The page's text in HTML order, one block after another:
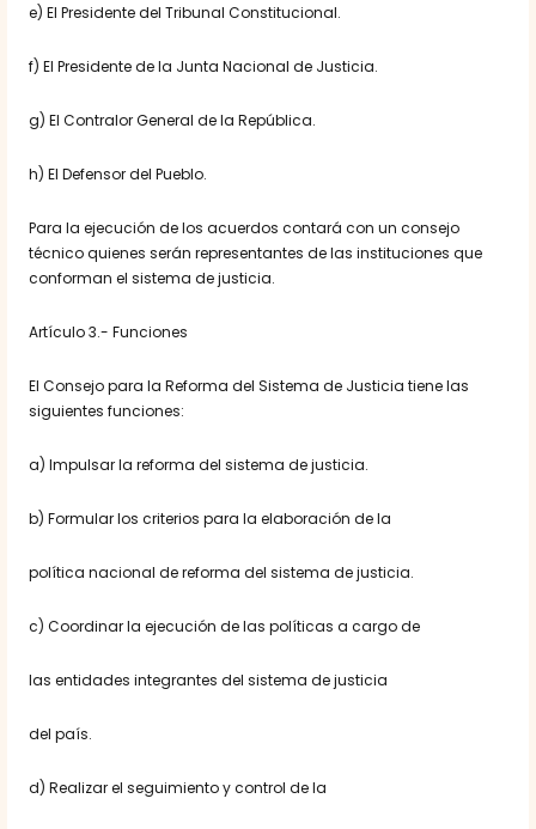
e) El Presidente del Tribunal Constitucional.
f) El Presidente de la Junta Nacional de Justicia.
g) El Contralor General de la República.
h) El Defensor del Pueblo.
Para la ejecución de los acuerdos contará con un consejo
técnico quienes serán representantes de las instituciones que
conforman el sistema de justicia.
Artículo 3.- Funciones
El Consejo para la Reforma del Sistema de Justicia tiene las
siguientes funciones:
a) Impulsar la reforma del sistema de justicia.
b) Formular los criterios para la elaboración de la
política nacional de reforma del sistema de justicia.
c) Coordinar la ejecución de las políticas a cargo de
las entidades integrantes del sistema de justicia
del país.
d) Realizar el seguimiento y control de la